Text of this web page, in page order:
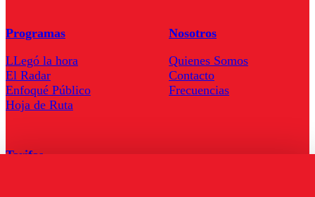
Programas
LLegó la hora
El Radar
Enfoqué Público
Hoja de Ruta
Nosotros
Quienes Somos
Contacto
Frecuencias
Tarifas